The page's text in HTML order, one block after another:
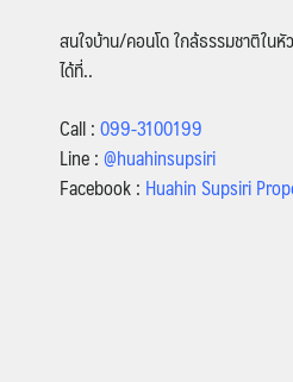
สนใจบ้าน/คอนโด ใกล้ธรรมชาติใน
ได้ที่..
Call :099-3100199
Line :@huahinsupsiri
Facebook : Huahin Supsiri